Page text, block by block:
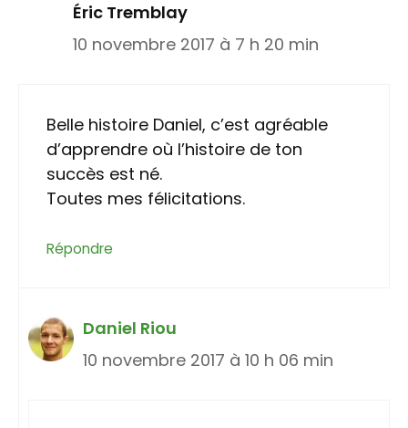
Éric Tremblay
10 novembre 2017 à 7 h 20 min
Belle histoire Daniel, c’est agréable
d’apprendre où l’histoire de ton
succès est né.
Toutes mes félicitations.
Répondre
Daniel Riou
10 novembre 2017 à 10 h 06 min